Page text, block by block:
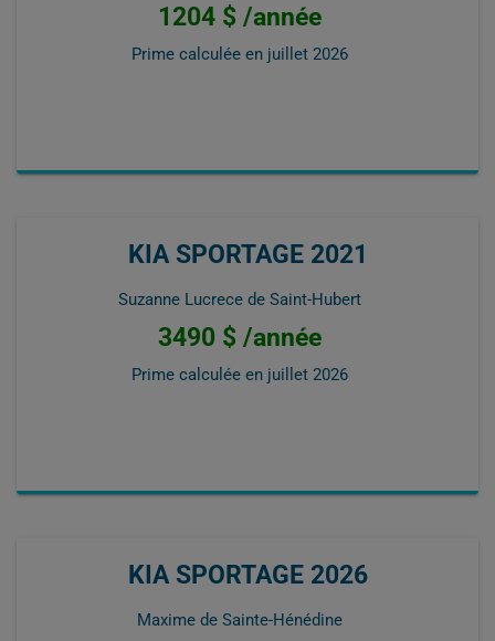
1204 $ /année
Prime calculée en juillet 2026
KIA SPORTAGE 2021
Suzanne Lucrece de Saint-Hubert
3490 $ /année
Prime calculée en juillet 2026
KIA SPORTAGE 2026
Maxime de Sainte-Hénédine